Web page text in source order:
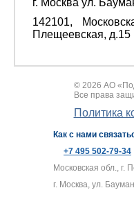
142101,
Плещеевская, д.15
© 2026 АО
Все права
Политика
Как с нами
+7 495 502-79-34
Московская обл., г.
г. Москва, ул.